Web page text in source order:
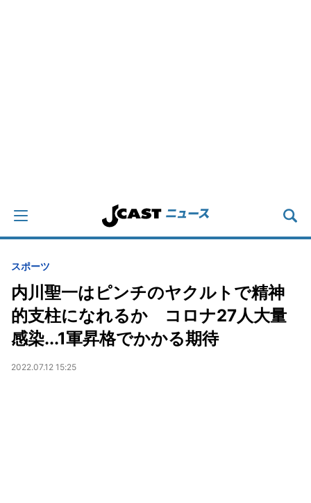
スポーツ
内川聖一はピンチのヤクルトで精神
的支柱になれるか コロナ27人大量
感染...1軍昇格でかかる期待
2022.07.12 15:25